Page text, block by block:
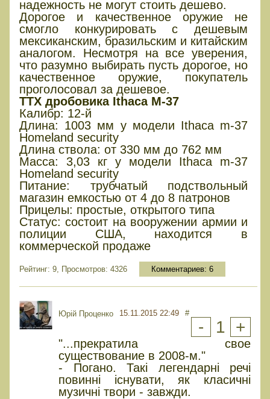
надежность не могут стоить дешево.
Дорогое и качественное оружие не
смогло конкурировать с дешевым
мексиканским, бразильским и китайским
аналогом. Несмотря на все уверения,
что разумно выбирать пусть дорогое, но
качественное оружие, покупатель
проголосовал за дешевое.
ТТХ дробовика Ithaca M-37
Калибр: 12-й
Длина: 1003 мм у модели Ithaca m-37
Homeland security
Длина ствола: от 330 мм до 762 мм
Масса: 3,03 кг у модели Ithaca m-37
Homeland security
Питание: трубчатый подствольный
магазин емкостью от 4 до 8 патронов
Прицелы: простые, открытого типа
Статус: состоит на вооружении армии и
полиции США, находится в
коммерческой продаже
Рейтинг: 9, Просмотров: 4326 Комментариев: 6
Юрiй Проценко 15.11.2015 22:49 #
- 1 +
"...прекратила свое
существование в 2008-м."
- Погано. Такі легендарні речі
повинні існувати, як класичні
музичні твори - завжди.